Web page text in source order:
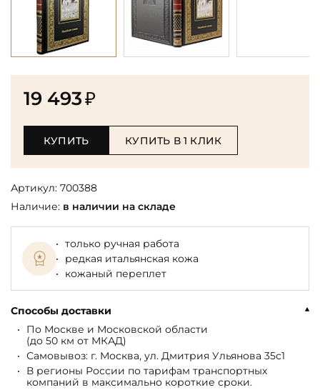
19 493₽
КУПИТЬ КУПИТЬ В 1 КЛИК
Артикул: 700388
Наличие: в наличии на складе
только ручная работа
редкая итальянская кожа
кожаный переплет
Способы доставки
По Москве и Московской области
(до 50 км от МКАД)
Самовывоз: г. Москва, ул. Дмитрия Ульянова 35с1
В регионы России по тарифам транспортных
компаний в максимально короткие сроки.